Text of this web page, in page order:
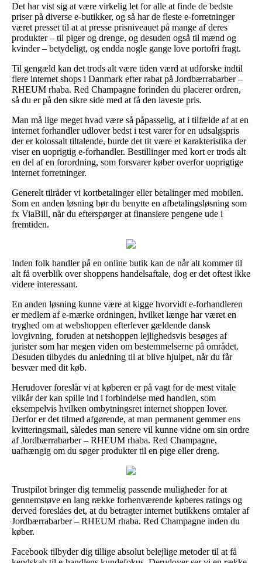
Det har vist sig at være virkelig let for alle at finde de bedste
priser på diverse e-butikker, og så har de fleste e-forretninger
været presset til at at presse prisniveauet på mange af deres
produkter – til piger og drenge, og desuden også til mænd og
kvinder – betydeligt, og endda nogle gange love portofri fragt.
Til gengæld kan det trods alt være tiden værd at udforske indtil
flere internet shops i Danmark efter rabat på Jordbærrabarber –
RHEUM rhaba. Red Champagne forinden du placerer ordren,
så du er på den sikre side med at få den laveste pris.
Man må lige meget hvad være så påpasselig, at i tilfælde af at en
internet forhandler udlover bedst i test varer for en udsalgspris
der er kolossalt tiltalende, burde det tit være et karakteristika der
viser en uoprigtig e-forhandler. Bestillinger med kort er trods alt
en del af en forordning, som forsvarer køber overfor uoprigtige
internet forretninger.
Generelt tilråder vi kortbetalinger eller betalinger med mobilen.
Som en anden løsning bør du benytte en afbetalingsløsning som
fx ViaBill, når du efterspørger at finansiere pengene ude i
fremtiden.
Inden folk handler på en online butik kan de når alt kommer til
alt få overblik over shoppens handelsaftale, dog er det oftest ikke
videre interessant.
En anden løsning kunne være at kigge hvorvidt e-forhandleren
er medlem af e-mærke ordningen, hvilket længe har været en
tryghed om at webshoppen efterlever gældende dansk
lovgivning, foruden at netshoppen lejlighedsvis besøges af
jurister som har megen viden om bestemmelserne på området.
Desuden tilbydes du anledning til at blive hjulpet, når du får
besvær med dit køb.
Herudover foreslår vi at køberen er på vagt for de mest vitale
vilkår der kan spille ind i forbindelse med handlen, som
eksempelvis hvilken ombytningsret internet shoppen lover.
Derfor er det tilmed afgørende, at man permanent gemmer ens
kvitteringsmail, således man senere vil kunne vidne om sin ordre
af Jordbærrabarber – RHEUM rhaba. Red Champagne,
uafhængig om du søger produkter til en pige eller dreng.
Trustpilot bringer dig temmelig passende muligheder for at
gennemstøve en lang række forhenværende køberes ratings og
derved foreslåes det, at du betragter internet butikkens omtaler af
Jordbærrabarber – RHEUM rhaba. Red Champagne inden du
køber.
Facebook tilbyder dig tillige absolut belejlige metoder til at få